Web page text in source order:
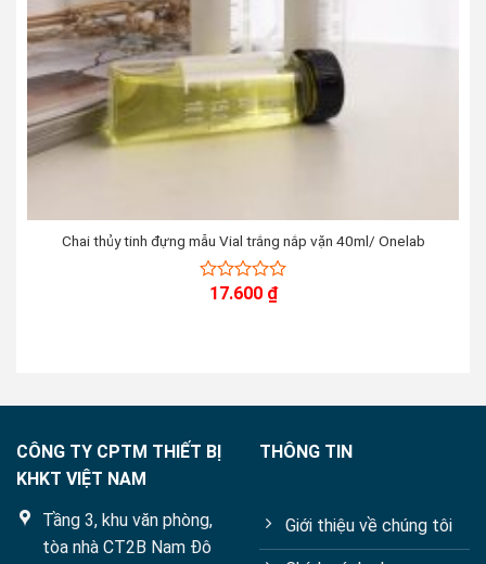
Chai thủy tinh đựng mẫu Vial trắng nắp vặn 40ml/ Onelab
17.600 ₫
CÔNG TY CPTM THIẾT BỊ
KHKT VIỆT NAM
Tầng 3, khu văn phòng,
tòa nhà CT2B Nam Đô
THÔNG TIN
Giới thiệu về chúng tôi